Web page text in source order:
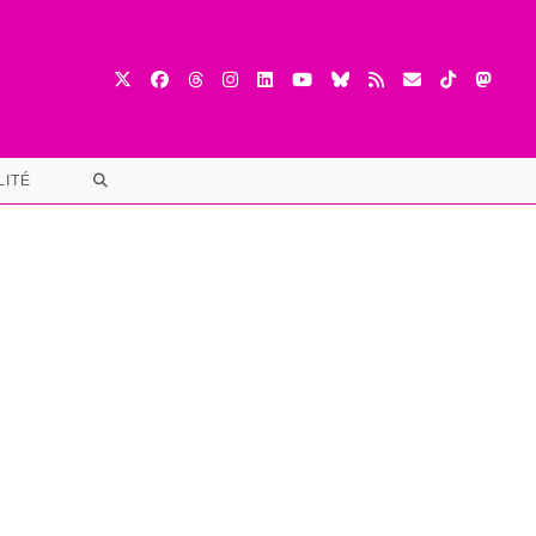
TOGGLE